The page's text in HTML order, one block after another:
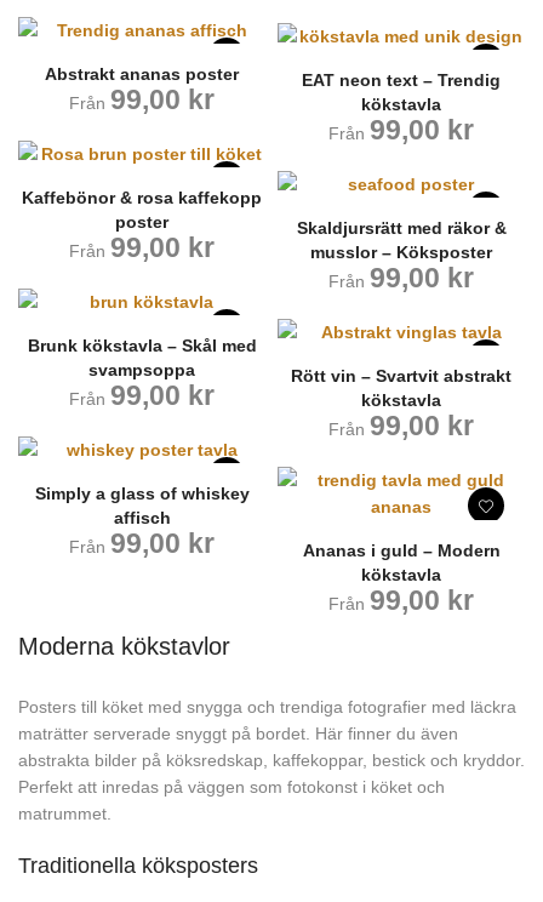
Abstrakt ananas poster
Från 99,00 kr
EAT neon text – Trendig
kökstavla
Från 99,00 kr
Kaffebönor & rosa kaffekopp
poster
Från 99,00 kr
Skaldjursrätt med räkor &
musslor – Köksposter
Från 99,00 kr
Brunk kökstavla – Skål med
svampsoppa
Från 99,00 kr
Rött vin – Svartvit abstrakt
kökstavla
Från 99,00 kr
Simply a glass of whiskey
affisch
Från 99,00 kr
Ananas i guld – Modern
kökstavla
Från 99,00 kr
Moderna kökstavlor
Posters till köket med snygga och trendiga fotografier med läckra
maträtter serverade snyggt på bordet. Här finner du även
abstrakta bilder på köksredskap, kaffekoppar, bestick och kryddor.
Perfekt att inredas på väggen som fotokonst i köket och
matrummet.
Traditionella köksposters